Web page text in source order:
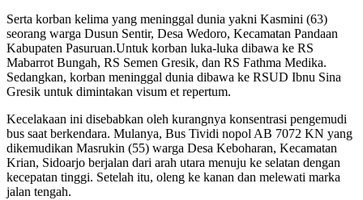
Serta korban kelima yang meninggal dunia yakni Kasmini (63)
seorang warga Dusun Sentir, Desa Wedoro, Kecamatan Pandaan
Kabupaten Pasuruan.Untuk korban luka-luka dibawa ke RS
Mabarrot Bungah, RS Semen Gresik, dan RS Fathma Medika.
Sedangkan, korban meninggal dunia dibawa ke RSUD Ibnu Sina
Gresik untuk dimintakan visum et repertum.
Kecelakaan ini disebabkan oleh kurangnya konsentrasi pengemudi
bus saat berkendara. Mulanya, Bus Tividi nopol AB 7072 KN yang
dikemudikan Masrukin (55) warga Desa Keboharan, Kecamatan
Krian, Sidoarjo berjalan dari arah utara menuju ke selatan dengan
kecepatan tinggi. Setelah itu, oleng ke kanan dan melewati marka
jalan tengah.